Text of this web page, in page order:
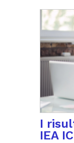
I
IEA